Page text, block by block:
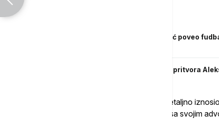
Podrška pred nastavak suđenja: Aleksić poveo
Tužilaštvo se žalilo na ukidanje kućnog pritvora
Ovo je treće ročište na kojem je Aleksić detaljno
zakazano za 28. april. Aleksić je zajedno sa svojim